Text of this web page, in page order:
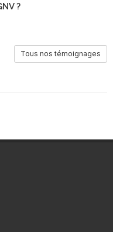
?
Tous nos témoignages